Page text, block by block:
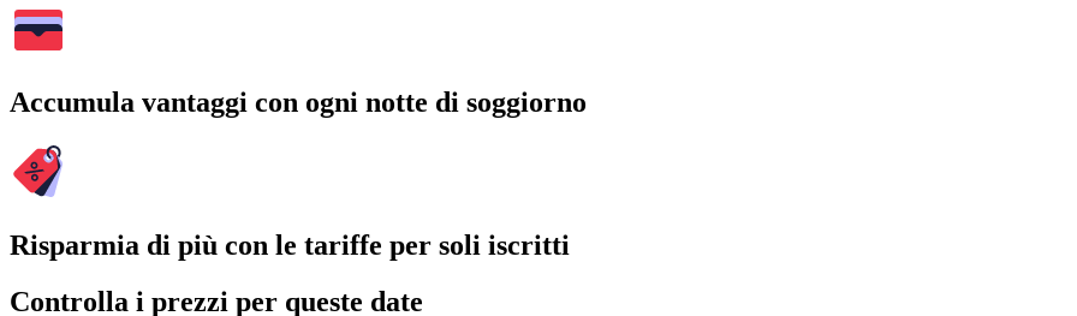
Accumula vantaggi con ogni notte di soggiorno
Risparmia di più con le tariffe per soli iscritti
Controlla i prezzi per queste date